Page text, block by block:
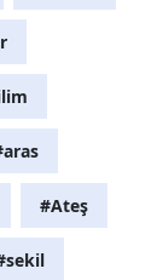
#Ateş